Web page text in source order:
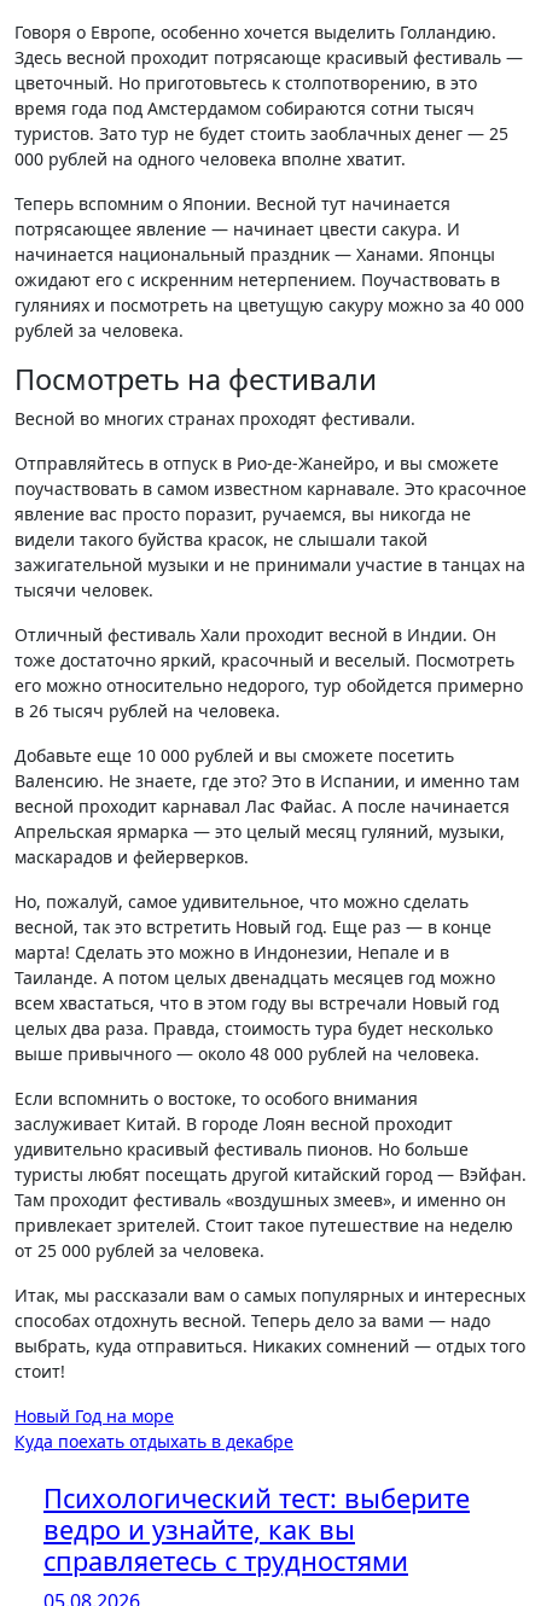
Говоря о Европе, особенно хочется выделить Голландию.
Здесь весной проходит потрясающе красивый фестиваль —
цветочный. Но приготовьтесь к столпотворению, в это
время года под Амстердамом собираются сотни тысяч
туристов. Зато тур не будет стоить заоблачных денег — 25
000 рублей на одного человека вполне хватит.
Теперь вспомним о Японии. Весной тут начинается
потрясающее явление — начинает цвести сакура. И
начинается национальный праздник — Ханами. Японцы
ожидают его с искренним нетерпением. Поучаствовать в
гуляниях и посмотреть на цветущую сакуру можно за 40 000
рублей за человека.
Посмотреть на фестивали
Весной во многих странах проходят фестивали.
Отправляйтесь в отпуск в Рио-де-Жанейро, и вы сможете
поучаствовать в самом известном карнавале. Это красочное
явление вас просто поразит, ручаемся, вы никогда не
видели такого буйства красок, не слышали такой
зажигательной музыки и не принимали участие в танцах на
тысячи человек.
Отличный фестиваль Хали проходит весной в Индии. Он
тоже достаточно яркий, красочный и веселый. Посмотреть
его можно относительно недорого, тур обойдется примерно
в 26 тысяч рублей на человека.
Добавьте еще 10 000 рублей и вы сможете посетить
Валенсию. Не знаете, где это? Это в Испании, и именно там
весной проходит карнавал Лас Файас. А после начинается
Апрельская ярмарка — это целый месяц гуляний, музыки,
маскарадов и фейерверков.
Но, пожалуй, самое удивительное, что можно сделать
весной, так это встретить Новый год. Еще раз — в конце
марта! Сделать это можно в Индонезии, Непале и в
Таиланде. А потом целых двенадцать месяцев год можно
всем хвастаться, что в этом году вы встречали Новый год
целых два раза. Правда, стоимость тура будет несколько
выше привычного — около 48 000 рублей на человека.
Если вспомнить о востоке, то особого внимания
заслуживает Китай. В городе Лоян весной проходит
удивительно красивый фестиваль пионов. Но больше
туристы любят посещать другой китайский город — Вэйфан.
Там проходит фестиваль «воздушных змеев», и именно он
привлекает зрителей. Стоит такое путешествие на неделю
от 25 000 рублей за человека.
Итак, мы рассказали вам о самых популярных и интересных
способах отдохнуть весной. Теперь дело за вами — надо
выбрать, куда отправиться. Никаких сомнений — отдых того
стоит!
Навигация
по
записям
Новый Год на море
Куда поехать отдыхать в декабре
Психологический тест: выберите
ведро и узнайте, как вы
справляетесь с трудностями